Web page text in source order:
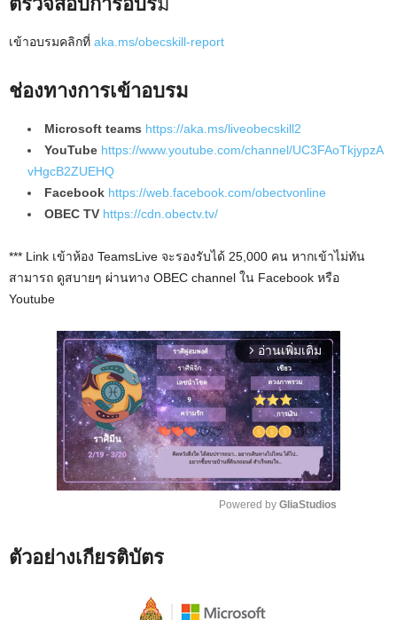
เข้าอบรมคลิกที่ aka.ms/obecskill-report
ช่องทางการเข้าอบรม
Microsoft teams https://aka.ms/liveobecskill2
YouTube https://www.youtube.com/channel/UC3FAoTkjypzA
vHgcB2ZUEHQ
Facebook https://web.facebook.com/obectvonline
OBEC TV https://cdn.obectv.tv/
*** Link เข้าห้อง TeamsLive จะรองรับได้ 25,000 คน หากเข้าไม่ทัน
สามารถ ดูสบายๆ ผ่านทาง OBEC channel ใน Facebook หรือ
Youtube
arrow_forward_ios อ่านเพิ่มเติม
Powered by GliaStudios
ตัวอย่างเกียรติบัตร